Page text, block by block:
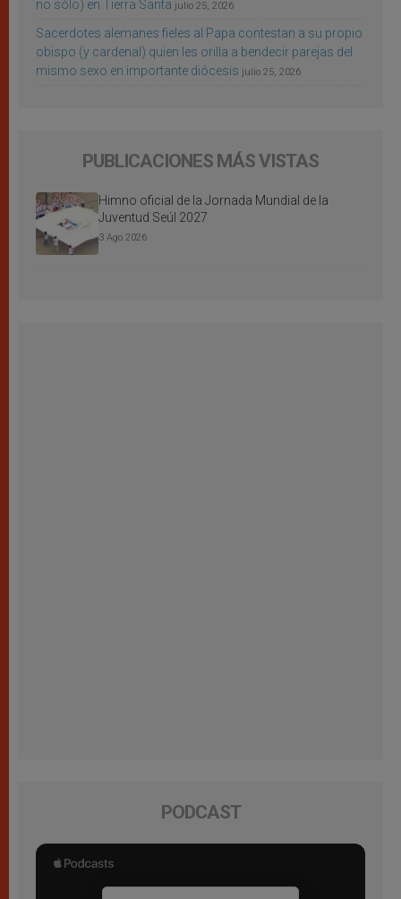
no sólo) en Tierra Santa julio 25, 2026
Sacerdotes alemanes fieles al Papa contestan a su propio
obispo (y cardenal) quien les orilla a bendecir parejas del
mismo sexo en importante diócesis julio 25, 2026
PUBLICACIONES MÁS VISTAS
Himno oficial de la Jornada Mundial de la
Juventud Seúl 2027
3 Ago 2026
PODCAST